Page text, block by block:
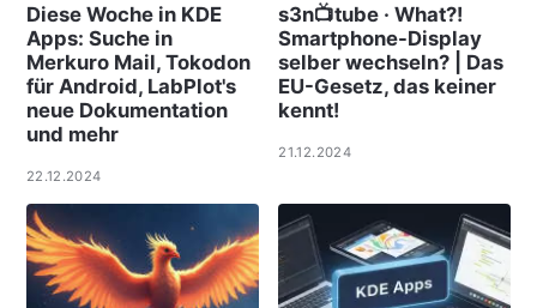
Diese Woche in KDE
Apps: Suche in
Merkuro Mail, Tokodon
für Android, LabPlot's
neue Dokumentation
und mehr
22.12.2024
s3n📺tube · What?!
Smartphone-Display
selber wechseln? | Das
EU-Gesetz, das keiner
kennt!
21.12.2024